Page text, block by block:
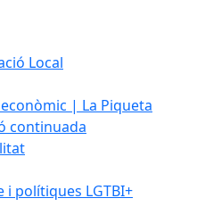
Local
| La Piqueta
continuada
polítiques LGTBI+